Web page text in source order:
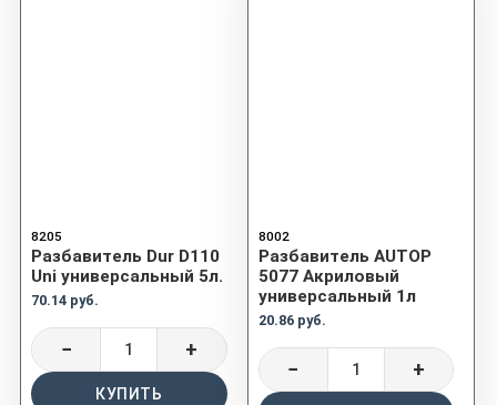
8205
Разбавитель Dur D110
Uni универсальный 5л.
70.14 руб.
− +
КУПИТЬ
8002
Разбавитель AUTOP
5077 Акриловый
универсальный 1л
20.86 руб.
− +